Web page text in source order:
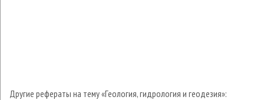
Другие рефераты на тему «Геология, гидрология и геодезия»: